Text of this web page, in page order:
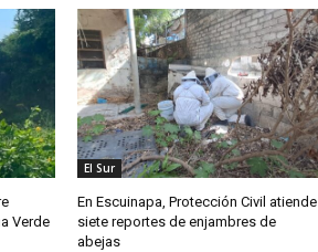
Verde
El Sur
En Escuinapa, Protección Civil atiende
siete reportes de enjambres de
abejas